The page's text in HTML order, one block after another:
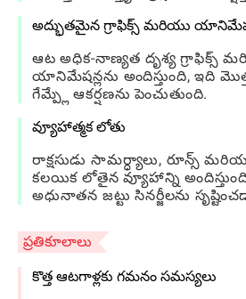
అద్భుతమైన గ్రాఫిక్స్ మరియు
ఆట అధిక-నాణ్యత దృశ్య గ్రాఫిక్స్
యానిమేషన్లను అందిస్తుంది, ఇది
గేమ్ప్లే ఆకర్షణను పెంచుతుంది.
వ్యూహాత్మక లోతు
రాక్షసుడు సామర్ధ్యాలు, రూన్స్
కలయిక లోతైన వ్యూహాన్ని
అధునాతన జట్టు సినర్జీలను
ప్రతికూలాలు
కొత్త ఆటగాళ్లకు గమనం సమస్యలు